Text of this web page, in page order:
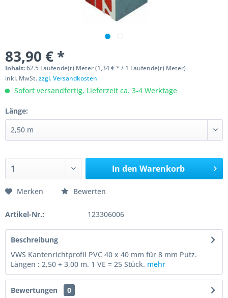
83,90 € *
Inhalt:62.5 Laufende(r) Meter (1,34 € * / 1 Laufende(r) Meter)
inkl. MwSt.zzgl. Versandkosten
Sofort versandfertig, Lieferzeit ca. 3-4 Werktage
Länge:
In den Warenkorb
Merken Bewerten
Artikel-Nr.: 123306006
Beschreibung
VWS Kantenrichtprofil PVC 40 x 40 mm für 8 mm Putz.
Längen : 2,50 + 3,00 m. 1 VE = 25 Stück. mehr
Bewertungen
0